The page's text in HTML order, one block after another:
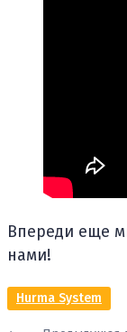
Впереди еще
нами!
Hurma System